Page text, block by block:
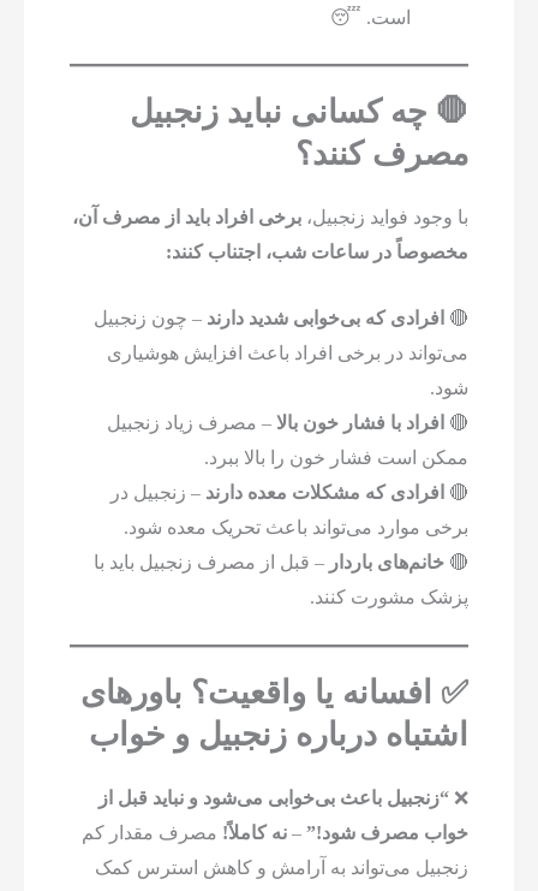
است. 😴
🛑 چه کسانی نباید زنجبیل
مصرف کنند؟
با وجود فواید زنجبیل،برخی افراد باید از مصرف آن،
مخصوصاً در ساعات شب، اجتناب کنند:
🔴 افرادی که بی‌خوابی شدید دارند – چون زنجبیل
می‌تواند در برخی افراد باعث افزایش هوشیاری
شود.
🔴 افراد با فشار خون بالا – مصرف زیاد زنجبیل
ممکن است فشار خون را بالا ببرد.
🔴 افرادی که مشکلات معده دارند – زنجبیل در
برخی موارد می‌تواند باعث تحریک معده شود.
🔴خانم‌های باردار – قبل از مصرف زنجبیل باید با
پزشک مشورت کنند.
✅ افسانه یا واقعیت؟ باورهای
اشتباه درباره زنجبیل و خواب
❌“زنجبیل باعث بی‌خوابی می‌شود و نباید قبل از
خواب مصرف شود!” –نه کاملاً! مصرف مقدار کم
زنجبیل می‌تواند به آرامش و کاهش استرس کمک